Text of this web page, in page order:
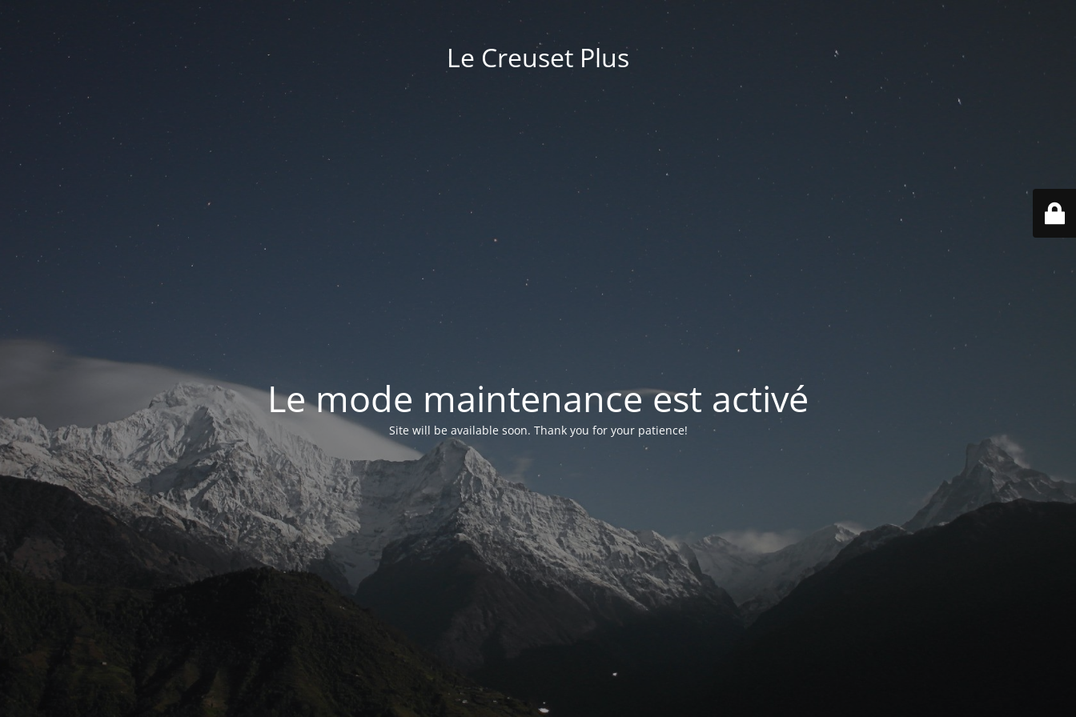
Le Creuset Plus
Le mode maintenance est activé
Site will be available soon. Thank you for your patience!